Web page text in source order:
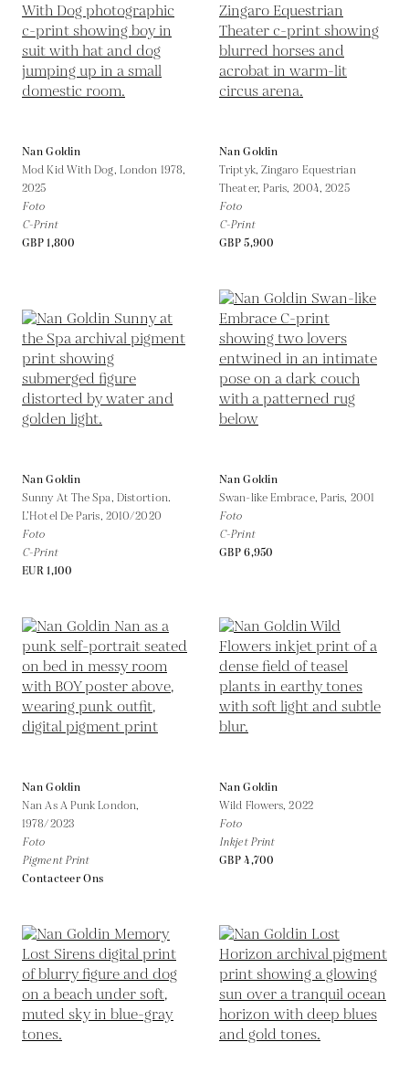
Nan Goldin
Mod Kid With Dog, London 1978,
2025
Foto
C-Print
GBP 1,800
Nan Goldin
Triptyk, Zingaro Equestrian
Theater, Paris, 2004,2025
Foto
C-Print
GBP 5,900
Nan Goldin
Sunny At The Spa, Distortion.
L’Hotel De Paris, 2010/2020
Foto
C-Print
EUR 1,100
Nan Goldin
Swan-like Embrace, Paris, 2001
Foto
C-Print
GBP 6,950
Nan Goldin
Nan As A Punk London,
1978/2023
Foto
Pigment Print
Contacteer Ons
Nan Goldin
Wild Flowers,2022
Foto
Inkjet Print
GBP 4,700